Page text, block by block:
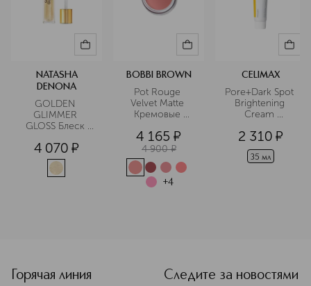
NATASHA
DENONA
GOLDEN
GLIMMER
GLOSS Блеск
4 070 ¤
BOBBI BROWN
Pot Rouge
Velvet Matte
Кремовые
4 165 ¤
4 900 ¤
+4
CELIMAX
Pore+Dark Spot
Brightening
Cream
осветляющий
крем SPF 50+
2 310 ¤
35 мл
Горячая линия
Следите за новостями